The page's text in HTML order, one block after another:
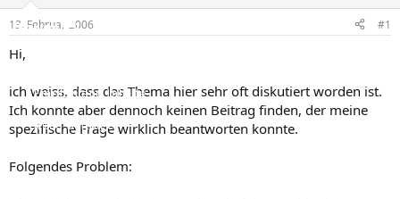
Forum
Aktuelles
Empfohlene Inhalte
Neue Beiträge
e
l
t
13. Februar 2006 #1
Hi,
ich weiss, dass das Thema hier sehr oft diskutiert worden ist.
Ich konnte aber dennoch keinen Beitrag finden, der meine
spezifische Frage wirklich beantworten konnte.
Folgendes Problem: